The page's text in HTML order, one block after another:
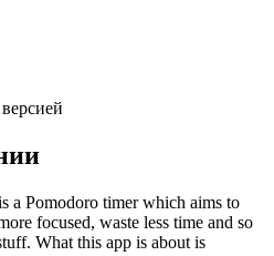
a Pomodoro timer which aims to
focused, waste less time and so
What this app is about is